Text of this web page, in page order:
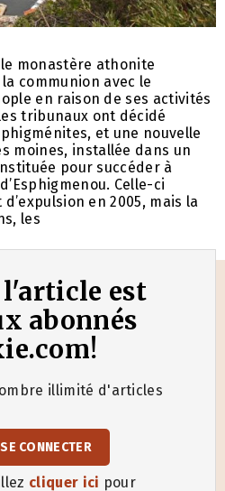
monastère athonite
communion avec le
en raison de ses activités
tribunaux ont décidé
et une nouvelle
moines, installée dans un
pour succéder à
Celle-ci
en 2005, mais la
les
l'article est
abonnés
illimité d'articles
SE CONNECTER
cliquer ici pour